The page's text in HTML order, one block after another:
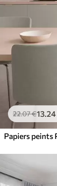
22.07€13.24